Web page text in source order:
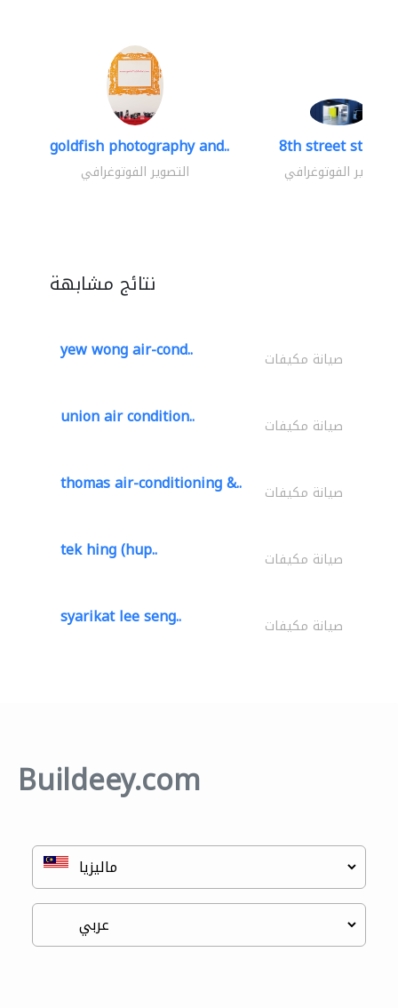
goldfish photography and..
التصوير الفوتوغرافي
8th street studios
التصوير الفوتوغرافي
نتائج مشابهة
yew wong air-cond.. صيانة مكيفات
union air condition.. صيانة مكيفات
thomas air-conditioning &.. صيانة مكيفات
tek hing (hup.. صيانة مكيفات
syarikat lee seng.. صيانة مكيفات
Buildeey.com